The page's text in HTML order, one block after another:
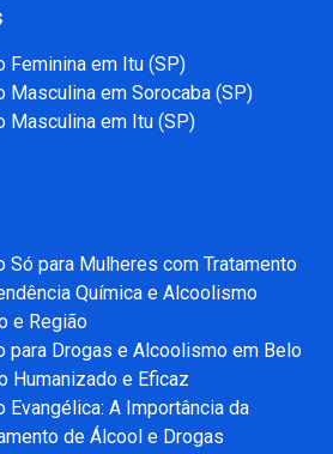
Feminina em Itu (SP)
Masculina em Sorocaba (SP)
Masculina em Itu (SP)
Só para Mulheres com Tratamento
Química e Alcoolismo
e Região
para Drogas e Alcoolismo em Belo
Humanizado e Eficaz
Evangélica: A Importância da
de Álcool e Drogas